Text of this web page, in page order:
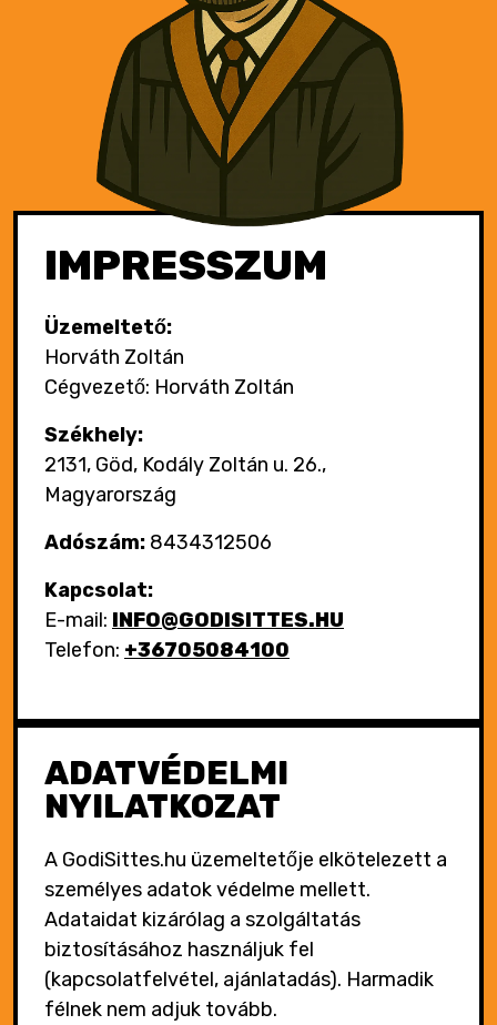
IMPRESSZUM
Üzemeltető:
Horváth Zoltán
Cégvezető: Horváth Zoltán
Székhely:
2131, Göd, Kodály Zoltán u. 26.,
Magyarország
Adószám: 8434312506
Kapcsolat:
E-mail: INFO@GODISITTES.HU
Telefon: +36705084100
ADATVÉDELMI
NYILATKOZAT
A GodiSittes.hu üzemeltetője elkötelezett a
személyes adatok védelme mellett.
Adataidat kizárólag a szolgáltatás
biztosításához használjuk fel
(kapcsolatfelvétel, ajánlatadás). Harmadik
félnek nem adjuk tovább.